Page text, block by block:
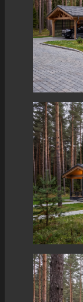
Балкон
Второй
Гараж
Гардероб
Кладовая
Сауна
Хай-Тек
Клееный брус | 2
Современные
Клееный брус
Газобетон | 1 этаж
Клееный брус | 1 этаж
Панорамные окна